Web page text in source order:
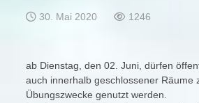
30. Mai 2020 1246
ab Dienstag, den 02. Juni, dürfen
auch innerhalb geschlossener Räume
Übungszwecke genutzt werden.